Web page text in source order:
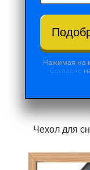
Нажимая на
Согласие
Чехол для